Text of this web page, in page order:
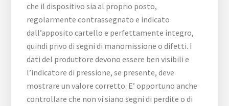
che il dispositivo sia al proprio posto,
regolarmente contrassegnato e indicato
dall’apposito cartello e perfettamente integro,
quindi privo di segni di manomissione o difetti. I
dati del produttore devono essere ben visibili e
l’indicatore di pressione, se presente, deve
mostrare un valore corretto. E’ opportuno anche
controllare che non vi siano segni di perdite o di